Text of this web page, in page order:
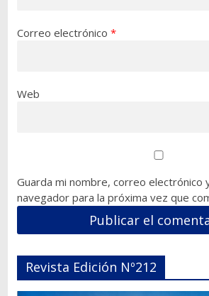
Correo electrónico *
Web
Guarda mi nombre, correo electrónico
navegador para la próxima vez que
Revista Edición Nº212